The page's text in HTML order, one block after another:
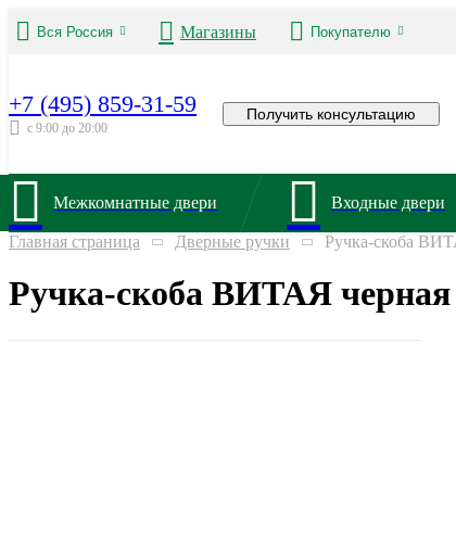
Вся Россия Магазины Покупателю
+7 (495) 859-31-59
с 9:00 до 20:00
Получить консультацию
Межкомнатные двери Входные двери
Главная страница Дверные ручки Ручка-скоба
Ручка-скоба ВИТАЯ черная